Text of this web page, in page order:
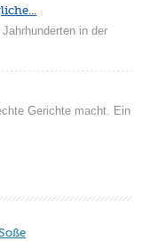
in der
Gerichte macht. Ein